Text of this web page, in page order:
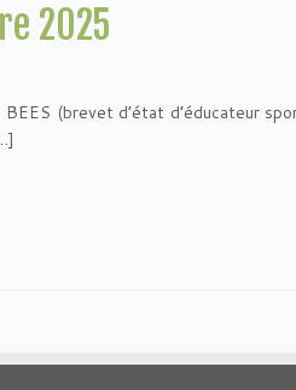
2025
(brevet d’état d’éducateur